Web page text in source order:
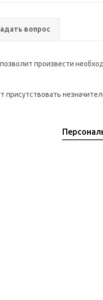
вопрос
произвести
присутствовать